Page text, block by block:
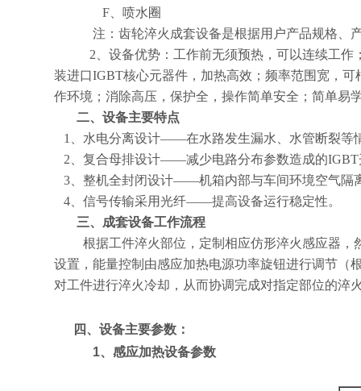
F、喷水圈 一
注：齿轮淬火成套设备是根据用户产品规格、
2、设备优势：工作前无须预热，可以连续工作
装进口IGBT核心元器件，加热高效；频率范围宽，
作环境；消除高压，保护全，操作简单安全；简单易
二、设备主要特点
1、水电分离设计——在水路发生漏水、水管断裂等
2、复合母排设计——减少电路分布参数造成的IGBT
3、整机全封闭设计——机箱内部与车间环境空气隔
4、信号传输采用光纤——提高设备运行稳定性。
三、成套设备工作流程
根据工件淬火部位，定制相应仿形淬火感应器
设置，能量控制由感应加热电源功率旋钮进行调节（
对工件进行淬火冷却，从而协调完成对指定部位的淬
四、设备主要参数：
1、感应加热设备参数